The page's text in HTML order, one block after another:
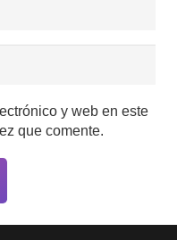
y web en este
que comente.